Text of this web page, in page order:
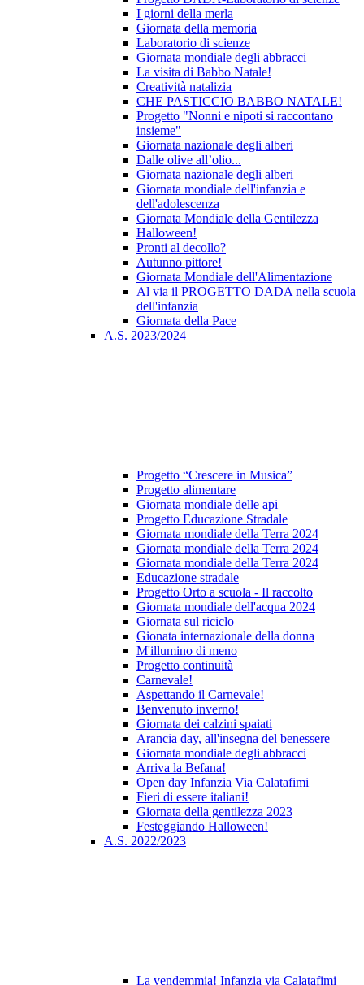
I giorni della merla
Giornata della memoria
Laboratorio di scienze
Giornata mondiale degli abbracci
La visita di Babbo Natale!
Creatività natalizia
CHE PASTICCIO BABBO NATALE!
Progetto "Nonni e nipoti si raccontano
insieme"
Giornata nazionale degli alberi
Dalle olive all’olio...
Giornata nazionale degli alberi
Giornata mondiale dell'infanzia e
dell'adolescenza
Giornata Mondiale della Gentilezza
Halloween!
Pronti al decollo?
Autunno pittore!
Giornata Mondiale dell'Alimentazione
Al via il PROGETTO DADA nella scuola
dell'infanzia
Giornata della Pace
A.S. 2023/2024
Progetto “Crescere in Musica”
Progetto alimentare
Giornata mondiale delle api
Progetto Educazione Stradale
Giornata mondiale della Terra 2024
Giornata mondiale della Terra 2024
Giornata mondiale della Terra 2024
Educazione stradale
Progetto Orto a scuola - Il raccolto
Giornata mondiale dell'acqua 2024
Giornata sul riciclo
Gionata internazionale della donna
M'illumino di meno
Progetto continuità
Carnevale!
Aspettando il Carnevale!
Benvenuto inverno!
Giornata dei calzini spaiati
Arancia day, all'insegna del benessere
Giornata mondiale degli abbracci
Arriva la Befana!
Open day Infanzia Via Calatafimi
Fieri di essere italiani!
Giornata della gentilezza 2023
Festeggiando Halloween!
A.S. 2022/2023
La vendemmia! Infanzia via Calatafimi